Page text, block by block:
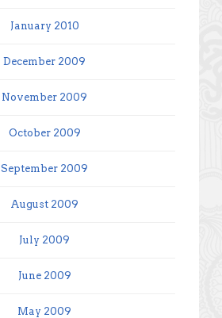
January 2010
December 2009
November 2009
October 2009
September 2009
August 2009
July 2009
June 2009
May 2009